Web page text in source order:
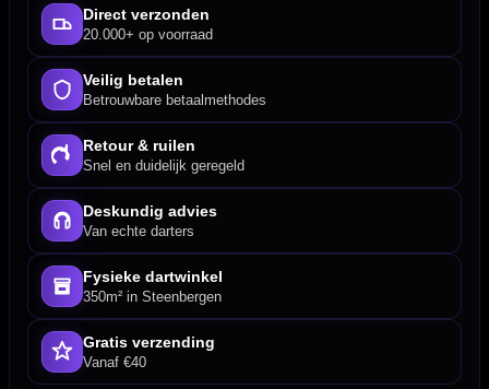
Direct verzonden
20.000+ op voorraad
Veilig betalen
Betrouwbare betaalmethodes
Retour & ruilen
Snel en duidelijk geregeld
Deskundig advies
Van echte darters
Fysieke dartwinkel
350m² in Steenbergen
Gratis verzending
Vanaf €40